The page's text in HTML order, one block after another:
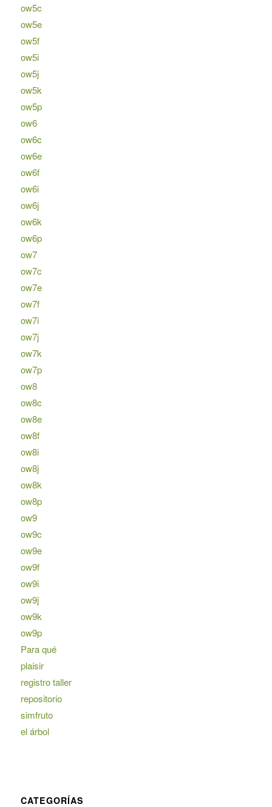
ow5c
ow5e
ow5f
ow5i
ow5j
ow5k
ow5p
ow6
ow6c
ow6e
ow6f
ow6i
ow6j
ow6k
ow6p
ow7
ow7c
ow7e
ow7f
ow7i
ow7j
ow7k
ow7p
ow8
ow8c
ow8e
ow8f
ow8i
ow8j
ow8k
ow8p
ow9
ow9c
ow9e
ow9f
ow9i
ow9j
ow9k
ow9p
Para qué
plaisir
registro taller
repositorio
simfruto
el árbol
CATEGORÍAS